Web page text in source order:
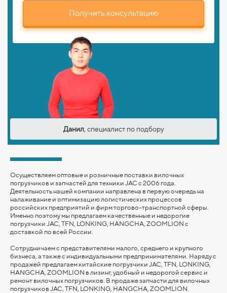
Получить консультацию
Данил, специалист по подбору
Осуществляем оптовые и розничные поставки вилочных
погрузчиков и запчастей для техники JAC с 2006 года.
Деятельность нашей компании направлена в первую очередь на
налаживание и оптимизацию логистических процессов
российских предприятий и фирм торгово-транспортной сферы.
Именно поэтому мы предлагаем качественные и недорогие
погрузчики JAC, TFN, LONKING, HANGCHA, ZOOMLION с
доставкой по всей России.
Сотрудничаем с представителями малого, среднего и крупного
бизнеса, а также с индивидуальными предпринимателями. Наряду с
продажей предлагаем китайские погрузчики JAC, TFN, LONKING,
HANGCHA, ZOOMLION в лизинг, удобный и недорогой сервис и
ремонт вилочных погрузчиков. В продаже запчасти для вилочных
погрузчиков JAC, TFN, LONKING, HANGCHA, ZOOMLION